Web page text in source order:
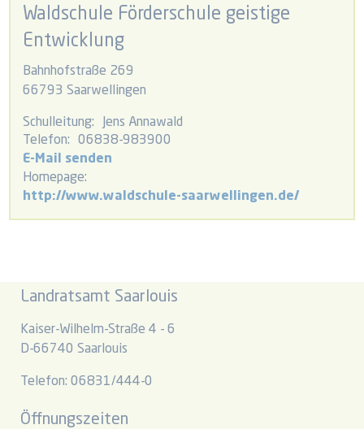
Waldschule Förderschule geistige
Entwicklung
Bahnhofstraße 269
66793 Saarwellingen
Schulleitung:
Jens Annawald
Telefon:
06838-983900
E-Mail senden
Homepage:
http://www.waldschule-saarwellingen.de/
Landratsamt Saarlouis
Kaiser-Wilhelm-Straße 4 - 6
D-66740 Saarlouis
Telefon: 06831/444-0
Öffnungszeiten